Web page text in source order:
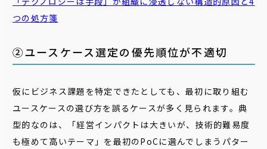
つの処方箋
②ユースケース選定の優先順位が不適切
仮にビジネス課題を特定できたとしても、最初に取り組む
ユースケースの選び方を誤るケースが多く見られます。典
型的なのは、「経営インパクトは大きいが、技術的難易度
も極めて高いテーマ」を最初のPoCに選んでしまうパター